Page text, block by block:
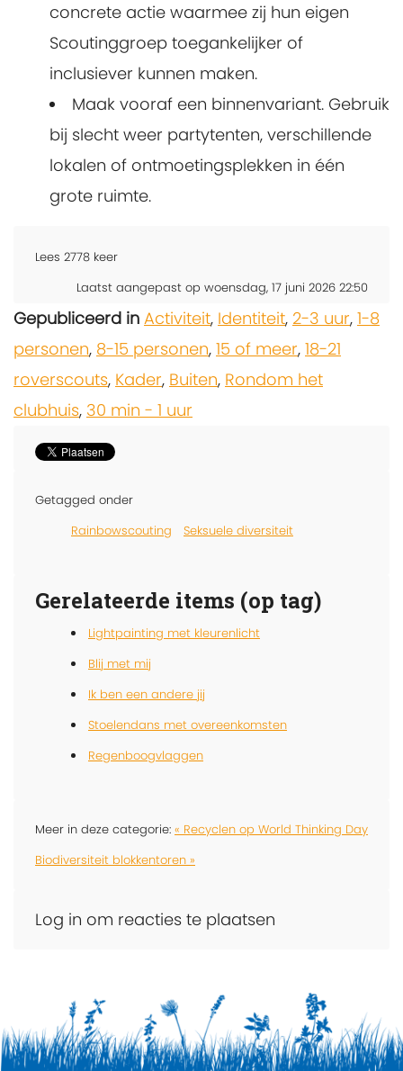
concrete actie waarmee zij hun eigen
Scoutinggroep toegankelijker of
inclusiever kunnen maken.
Maak vooraf een binnenvariant. Gebruik
bij slecht weer partytenten, verschillende
lokalen of ontmoetingsplekken in één
grote ruimte.
Lees 2778 keer
Laatst aangepast op woensdag, 17 juni 2026 22:50
Gepubliceerd in Activiteit, Identiteit, 2-3 uur, 1-8
personen, 8-15 personen, 15 of meer, 18-21
roverscouts, Kader, Buiten, Rondom het
clubhuis, 30 min - 1 uur
Getagged onder
Rainbowscouting
Seksuele diversiteit
Gerelateerde items (op tag)
Lightpainting met kleurenlicht
Blij met mij
Ik ben een andere jij
Stoelendans met overeenkomsten
Regenboogvlaggen
Meer in deze categorie: « Recyclen op World Thinking Day
Biodiversiteit blokkentoren »
Log in om reacties te plaatsen